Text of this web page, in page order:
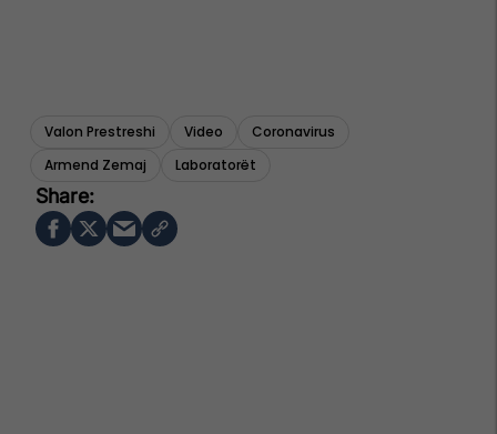
Valon Prestreshi Video
Coronavirus
Armend Zemaj
Laboratorët